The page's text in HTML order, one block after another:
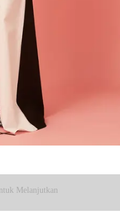
Melanjutkan